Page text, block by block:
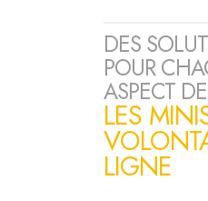
DES
POUR
ASPECT
LES
LIGNE